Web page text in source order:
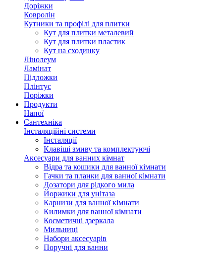
Доріжки
Ковролін
Кутники та профілі для плитки
Кут для плитки металевий
Кут для плитки пластик
Кут на сходинку
Лінолеум
Ламінат
Підложки
Плінтус
Поріжки
Продукти
Напої
Сантехніка
Інсталяційні системи
Інсталяції
Клавіші змиву та комплектуючі
Аксесуари для ванних кімнат
Відра та кошики для ванної кімнати
Гачки та планки для ванної кімнати
Дозатори для рідкого мила
Йоржики для унітаза
Карнизи для ванної кімнати
Килимки для ванної кімнати
Косметичні дзеркала
Мильниці
Набори аксесуарів
Поручні для ванни